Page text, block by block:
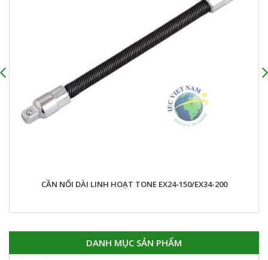
CẦN NỐI DÀI LINH HOẠT TONE EX24-150/EX34-200
DANH MỤC SẢN PHẨM